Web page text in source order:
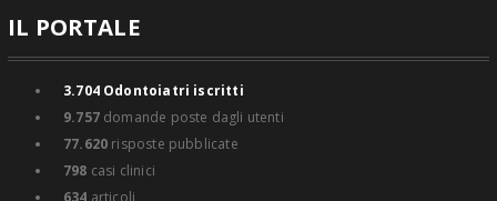
IL PORTALE
3.704Odontoiatri iscritti
9.757domande poste dagli utenti
77.620 risposte pubblicate
798 casi clinici
634 articoli